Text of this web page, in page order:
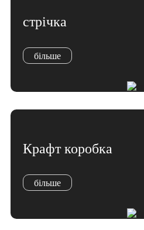
стрічка
більше
Крафт коробка
більше